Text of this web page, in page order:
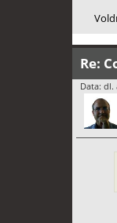
Re:
Data: dl.